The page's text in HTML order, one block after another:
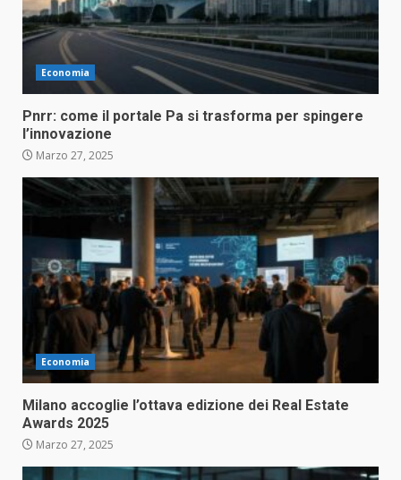
Economia
Pnrr: come il portale Pa si trasforma per spingere
l’innovazione
Marzo 27, 2025
Economia
Milano accoglie l’ottava edizione dei Real Estate
Awards 2025
Marzo 27, 2025